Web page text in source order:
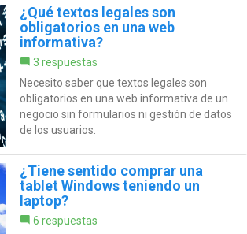
¿Qué textos legales son
obligatorios en una web
informativa?
3 respuestas
Necesito saber que textos legales son
obligatorios en una web informativa de un
negocio sin formularios ni gestión de datos
de los usuarios.
¿Tiene sentido comprar una
tablet Windows teniendo un
laptop?
6 respuestas